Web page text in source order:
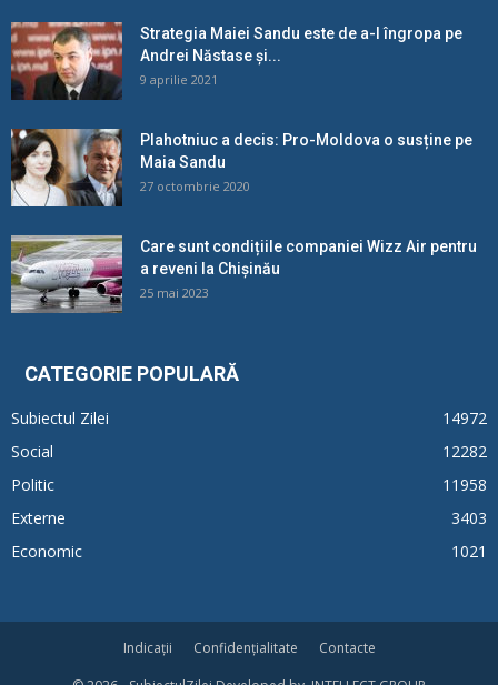
Strategia Maiei Sandu este de a-l îngropa pe
Andrei Năstase și...
9 aprilie 2021
Plahotniuc a decis: Pro-Moldova o susține pe
Maia Sandu
27 octombrie 2020
Care sunt condițiile companiei Wizz Air pentru
a reveni la Chișinău
25 mai 2023
CATEGORIE POPULARĂ
Subiectul Zilei
14972
Social
12282
Politic
11958
Externe
3403
Economic
1021
Indicații Confidențialitate
Contacte